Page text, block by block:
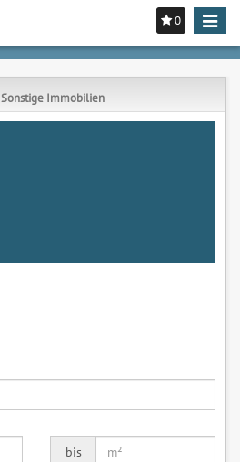
0
Toggle
Sonstige Immobilien
bis